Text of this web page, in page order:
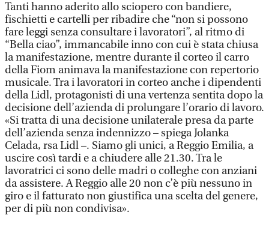
Tanti hanno aderito allo sciopero con bandiere,
fischietti e cartelli per ribadire che “non si possono
fare leggi senza consultare i lavoratori”, al ritmo di
“Bella ciao”, immancabile inno con cui è stata chiusa
la manifestazione, mentre durante il corteo il carro
della Fiom animava la manifestazione con repertorio
musicale. Tra i lavoratori in corteo anche i dipendenti
della Lidl, protagonisti di una vertenza sentita dopo la
decisione dell’azienda di prolungare l’orario di lavoro.
«Si tratta di una decisione unilaterale presa da parte
dell’azienda senza indennizzo – spiega Jolanka
Celada, rsa Lidl –. Siamo gli unici, a Reggio Emilia, a
uscire così tardi e a chiudere alle 21.30. Tra le
lavoratrici ci sono delle madri o colleghe con anziani
da assistere. A Reggio alle 20 non c’è più nessuno in
giro e il fatturato non giustifica una scelta del genere,
per di più non condivisa».